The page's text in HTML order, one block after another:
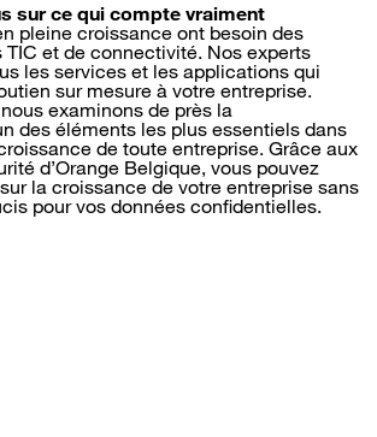
sur ce qui compte vraiment
pleine croissance ont besoin des
TIC et de connectivité. Nos experts
les services et les applications qui
sur mesure à votre entreprise.
examinons de près la
des éléments les plus essentiels dans
de toute entreprise. Grâce aux
d’Orange Belgique, vous pouvez
la croissance de votre entreprise sans
pour vos données confidentielles.